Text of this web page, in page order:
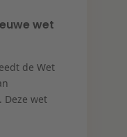
in de
wet
de Wet
Deze wet